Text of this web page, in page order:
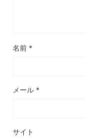
名前 *
メール *
サイト